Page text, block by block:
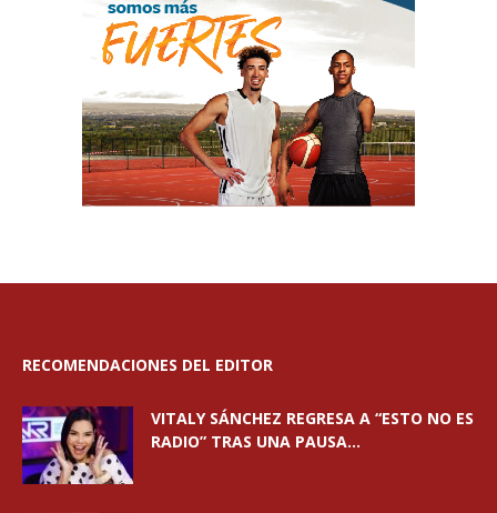
RECOMENDACIONES DEL EDITOR
VITALY SÁNCHEZ REGRESA A “ESTO NO ES
RADIO” TRAS UNA PAUSA...